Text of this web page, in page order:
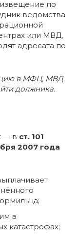
по
ведомства
или МВД,
адресата по
в МФЦ, МВД
должника.
— в ст. 101
2007 года
в
катастрофах;